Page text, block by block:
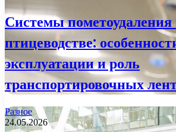
Системы пометоудаления
птицеводстве:
эксплуатации и роль
транспортировочных
Разное
24.05.2026